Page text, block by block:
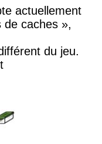
actuellement
de caches »,
du jeu.